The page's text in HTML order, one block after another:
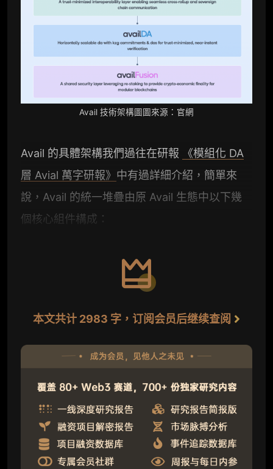
Avail 技術架構圖圖來源： 官網
Avail 的具體架構我們過往在研報
《模組化 DA
層 Avial 萬字研報》 中有過詳細介紹，簡單來
說，Avail 的統一堆疊由原 Avail 生態中以下幾
個核心組件構成：
本文共计 2983 字，订阅会员后继续查阅